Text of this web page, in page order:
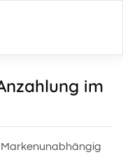
im
Markenunabhängig